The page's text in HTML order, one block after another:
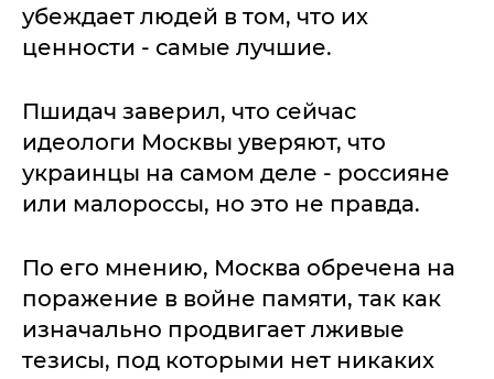
убеждает людей в том, что их
ценности - самые лучшие.
Пшидач заверил, что сейчас
идеологи Москвы уверяют, что
украинцы на самом деле - россияне
или малороссы, но это не правда.
По его мнению, Москва обречена на
поражение в войне памяти, так как
изначально продвигает лживые
тезисы, под которыми нет никаких